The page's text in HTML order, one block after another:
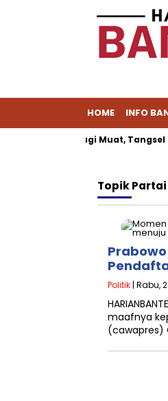
HOME INFO
Tak Lagi Muat, Tangsel
Topik
Politik | Rabu,
maafnya
(cawapres)